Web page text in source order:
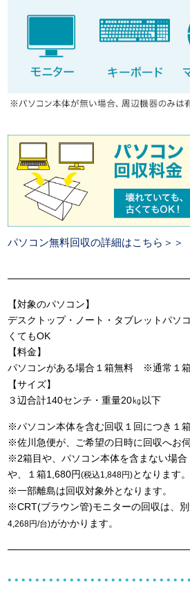
パソコン無料回収の詳細はこちら＞＞
【対象のパソコン】
デスクトップ・ノート・タブレットパ
くてもOK
【料金】
パソコンがある場合１箱無料 ※通常１
【サイズ】
３辺合計140センチ・重量20㎏以下
※パソコン本体を含む回収１回につき１
※佐川急便が、ご希望の日時に回収へお
※2箱目や、パソコン本体を含まない場合
や、１箱1,680円(税込1,848円)となります。
※一部離島は回収対象外となります。
※CRT(ブラウン管)モニターの回収は、
4,268円/台)がかかります。